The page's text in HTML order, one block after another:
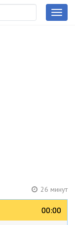
26 минут
00:00
00:00